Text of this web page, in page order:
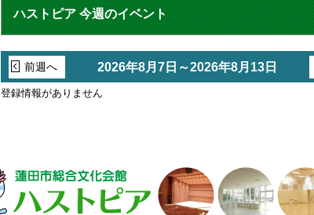
ハストピア 今週のイベント
2026年8月7日～2026年8月13日
前週へ
登録情報がありません